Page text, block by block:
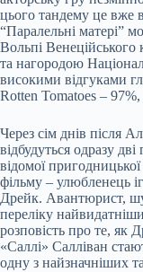
цього тандему це вже
“Паралельні матері”
Вольпі
та нагородою
високими відгуками
Rotten Tomatoes –
Через сім днів після
відбудуться одразу
відомої
фільму – улюбленець
Дрейк. Авантюрист,
переліку
розповість про те, як
«Саллі» Салліван
одну з найзначніших